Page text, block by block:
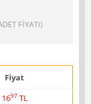
FİYATI)
Fiyat
1697TL